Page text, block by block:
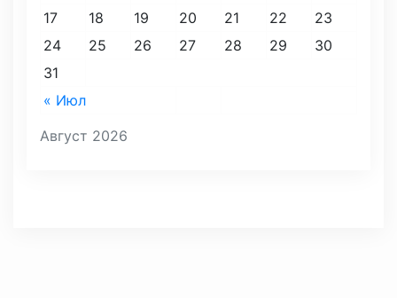
Август 2026
« Июл
17
18 19 20 21 22
23
24
25 26 27 28 29
30
31